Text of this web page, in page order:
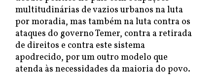
multitudinárias de vazios urbanos na luta
por moradia, mas também na luta contra os
ataques do governo Temer, contra a retirada
de direitos e contra este sistema
apodrecido, por um outro modelo que
atenda às necessidades da maioria do povo.